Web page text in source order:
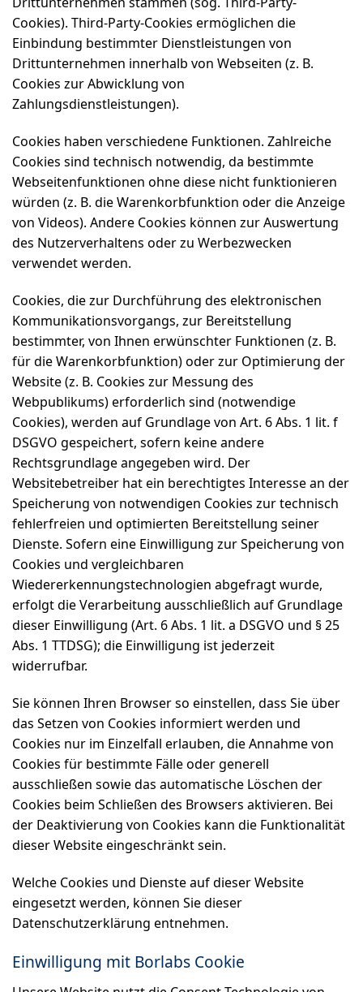
Cookies). Third-Party-Cookies ermöglichen die
Einbindung bestimmter Dienstleistungen von
Drittunternehmen innerhalb von Webseiten (z. B.
Cookies zur Abwicklung von
Zahlungsdienstleistungen).
Cookies haben verschiedene Funktionen. Zahlreiche
Cookies sind technisch notwendig, da bestimmte
Webseitenfunktionen ohne diese nicht funktionieren
würden (z. B. die Warenkorbfunktion oder die Anzeige
von Videos). Andere Cookies können zur Auswertung
des Nutzerverhaltens oder zu Werbezwecken
verwendet werden.
Cookies, die zur Durchführung des elektronischen
Kommunikationsvorgangs, zur Bereitstellung
bestimmter, von Ihnen erwünschter Funktionen (z. B.
für die Warenkorbfunktion) oder zur Optimierung der
Website (z. B. Cookies zur Messung des
Webpublikums) erforderlich sind (notwendige
Cookies), werden auf Grundlage von Art. 6 Abs. 1 lit. f
DSGVO gespeichert, sofern keine andere
Rechtsgrundlage angegeben wird. Der
Websitebetreiber hat ein berechtigtes Interesse an der
Speicherung von notwendigen Cookies zur technisch
fehlerfreien und optimierten Bereitstellung seiner
Dienste. Sofern eine Einwilligung zur Speicherung von
Cookies und vergleichbaren
Wiedererkennungstechnologien abgefragt wurde,
erfolgt die Verarbeitung ausschließlich auf Grundlage
dieser Einwilligung (Art. 6 Abs. 1 lit. a DSGVO und § 25
Abs. 1 TTDSG); die Einwilligung ist jederzeit
widerrufbar.
Sie können Ihren Browser so einstellen, dass Sie über
das Setzen von Cookies informiert werden und
Cookies nur im Einzelfall erlauben, die Annahme von
Cookies für bestimmte Fälle oder generell
ausschließen sowie das automatische Löschen der
Cookies beim Schließen des Browsers aktivieren. Bei
der Deaktivierung von Cookies kann die Funktionalität
dieser Website eingeschränkt sein.
Welche Cookies und Dienste auf dieser Website
eingesetzt werden, können Sie dieser
Datenschutzerklärung entnehmen.
Einwilligung mit Borlabs Cookie